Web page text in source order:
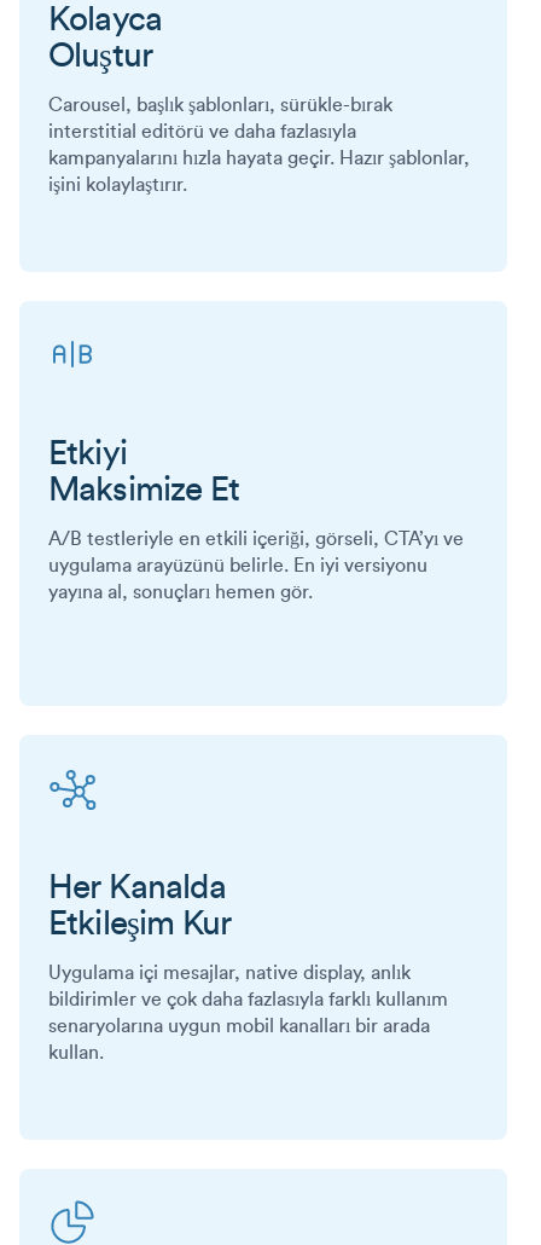
Kolayca
Oluştur
Carousel, başlık şablonları, sürükle-bırak
interstitial editörü ve daha fazlasıyla
kampanyalarını hızla hayata geçir. Hazır şablonlar,
işini kolaylaştırır.
Etkiyi
Maksimize Et
A/B testleriyle en etkili içeriği, görseli, CTA’yı ve
uygulama arayüzünü belirle. En iyi versiyonu
yayına al, sonuçları hemen gör.
Her Kanalda
Etkileşim Kur
Uygulama içi mesajlar, native display, anlık
bildirimler ve çok daha fazlasıyla farklı kullanım
senaryolarına uygun mobil kanalları bir arada
kullan.